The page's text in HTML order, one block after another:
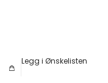
Legg i Ønskelisten